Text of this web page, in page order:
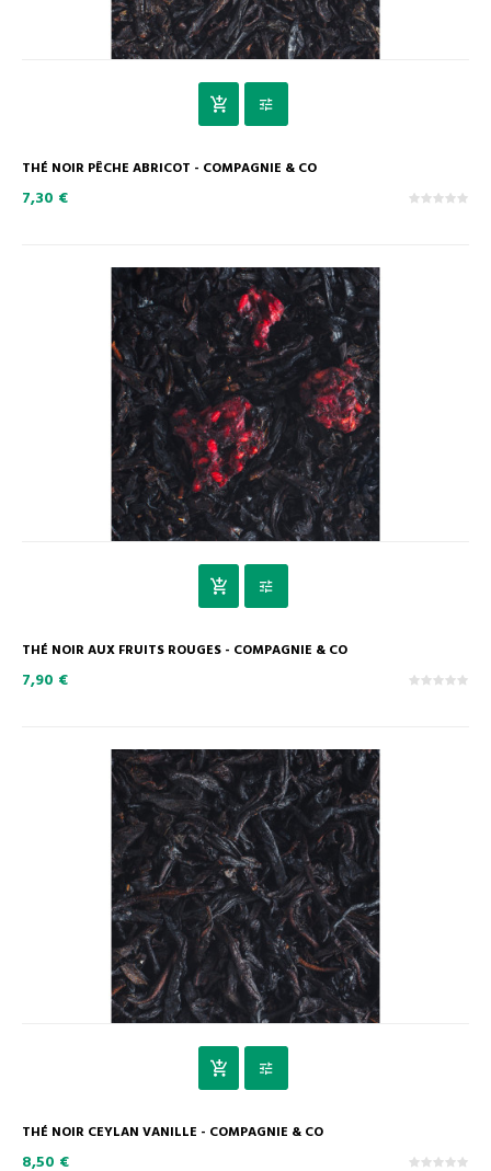
THÉ NOIR PÊCHE ABRICOT - COMPAGNIE & CO
7,30 €
THÉ NOIR AUX FRUITS ROUGES - COMPAGNIE & CO
7,90 €
THÉ NOIR CEYLAN VANILLE - COMPAGNIE & CO
8,50 €